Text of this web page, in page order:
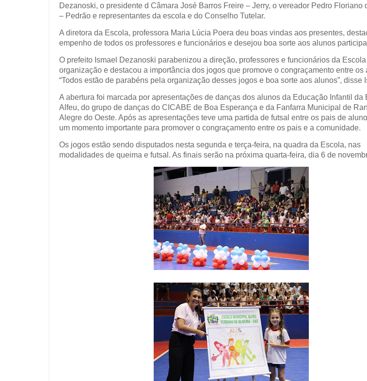
Dezanoski, o presidente d Câmara José Barros Freire – Jerry, o vereador Pedro Floriano
– Pedrão e representantes da escola e do Conselho Tutelar.
A diretora da Escola, professora Maria Lúcia Poera deu boas vindas aos presentes,
empenho de todos os professores e funcionários e desejou boa sorte aos alunos
O prefeito Ismael Dezanoski parabenizou a direção, professores e funcionários da
organização e destacou a importância dos jogos que promove o congraçamento entre os
“Todos estão de parabéns pela organização desses jogos e boa sorte aos alunos”, disse
A abertura foi marcada por apresentações de danças dos alunos da Educação Infantil da
Alfeu, do grupo de danças do CICABE de Boa Esperança e da Fanfarra Municipal de
Alegre do Oeste. Após as apresentações teve uma partida de futsal entre os pais de
um momento importante para promover o congraçamento entre os pais e a comunidade.
Os jogos estão sendo disputados nesta segunda e terça-feira, na quadra da Escola, nas
modalidades de queima e futsal. As finais serão na próxima quarta-feira, dia 6 de